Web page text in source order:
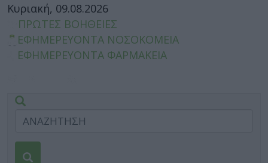
Κυριακή, 09.08.2026
ΠΡΩΤΕΣ ΒΟΗΘΕΙΕΣ
ΕΦΗΜΕΡΕΥΟΝΤΑ ΝΟΣΟΚΟΜΕΙΑ
ΕΦΗΜΕΡΕΥΟΝΤΑ ΦΑΡΜΑΚΕΙΑ